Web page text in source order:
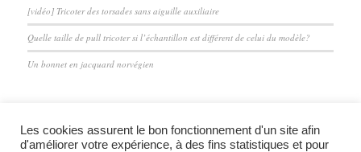
[vidéo] Tricoter des torsades sans aiguille auxiliaire
Quelle taille de pull tricoter si l’échantillon est différent de celui du modèle?
Un bonnet en jacquard norvégien
Les cookies assurent le bon fonctionnement d'un site afin
d'améliorer votre expérience, à des fins statistiques et pour